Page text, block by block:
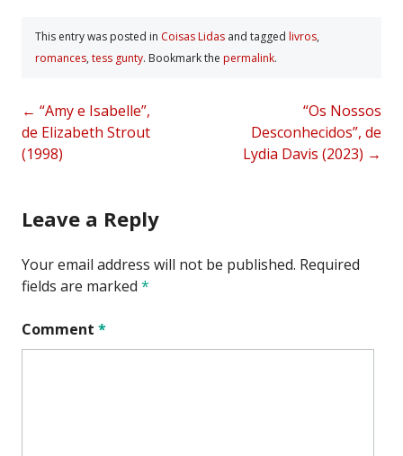
This entry was posted in Coisas Lidas and tagged livros,
romances, tess gunty. Bookmark the permalink.
Post
navigation
← “Amy e Isabelle”,
de Elizabeth Strout
(1998)
“Os Nossos
Desconhecidos”, de
Lydia Davis (2023) →
Leave a Reply
Your email address will not be published. Required
fields are marked *
Comment *